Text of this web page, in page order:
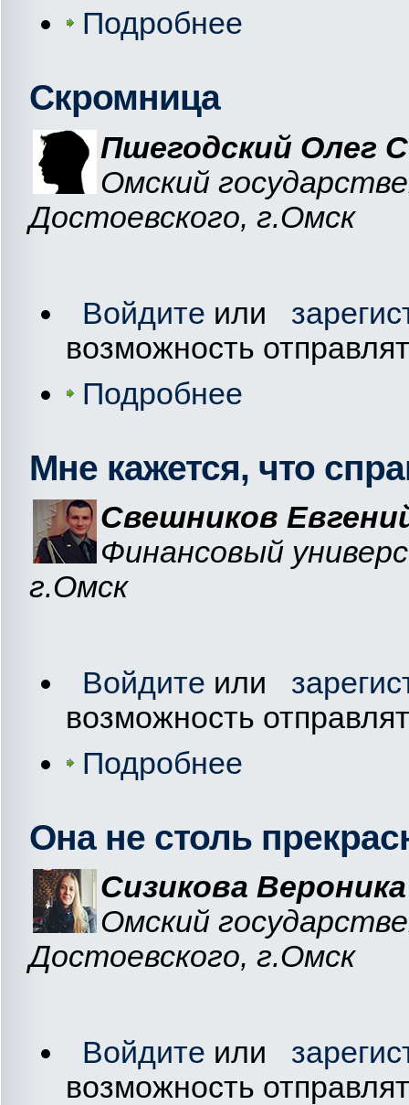
Подробнее
Скромница
Пшегодский Олег
Омский
Достоевского, г.Омск
Войдите или
возможность
Подробнее
Мне кажется, что
Свешников
Финансовый
г.Омск
Войдите или
возможность
Подробнее
Она не столь
Сизикова
Омский
Достоевского, г.Омск
Войдите или
возможность